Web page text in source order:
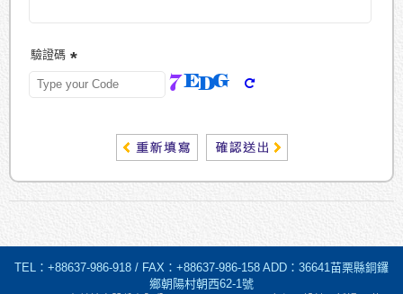
驗證碼
TEL：+88637-986-918 / FAX：+88637-986-158 ADD：36641苗栗縣銅鑼
鄉朝陽村朝西62-1號